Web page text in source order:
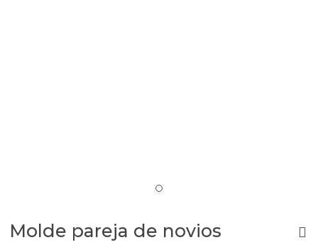
Molde pareja de novios